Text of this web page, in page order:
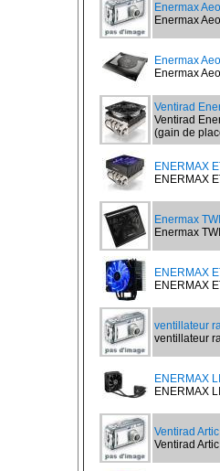
Enermax
Enermax
Enermax
Enermax
Ventirad
Ventirad
(gain de
ENERMAX
ENERMAX
Enermax
Enermax
ENERMAX
ENERMAX
ventillateur
ventillateur
ENERMAX
ENERMAX
Ventirad
Ventirad